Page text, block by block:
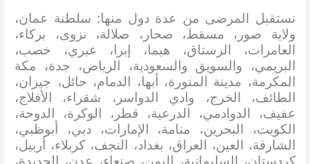
نستقبل المرضى من عدة دول منها: سلطنة عمان،
ولاية صور، مسقط، صحار، صلالة، نزوى، بركاء،
العامرات، الرستاق، هيما، إبرا، عبري، خصب،
البريمي، والسويق والسعودية، الرياض، جدة، مكة
المكرمة، مدينة المنورة، أبها، الدمام، حائل، جيزان،
الطائف، الخرج، وادي الدواسر، شقراء، الأفلاج،
عفيف، الدوادمي، الدرعية، قطر، الوكرة، الدوحة،
الكويت، البحرين، منامة، الإمارات، دبي، أبوظبي،
الشارقة، العين، العراق، بغداد، النجف، كربلاء، أربيل،